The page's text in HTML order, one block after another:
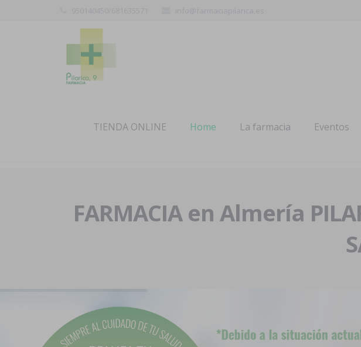
TIENDA ONLINE Home La farmacia Eventos
FARMACIA en Almería